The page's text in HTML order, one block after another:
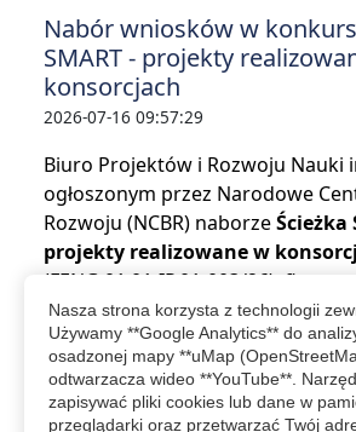
Nabór wniosków w
SMART - projekty
konsorcjach
2026-07-16 09:57:29
Biuro Projektów i Rozwoju Nauki
ogłoszonym przez Narodowe
Rozwoju (NCBR) naborzeŚcieżka
projekty realizowane w
(FENG.01.01-IP.01-003/26),
programu Fundusze Europejskie
Nowoczesnej Gospodarki.
Nasza strona korzysta z technologii
Używamy **Google Analytics** do
osadzonej mapy **uMap
odtwarzacza wideo **YouTube**.
zapisywać pliki cookies lub dane w
przeglądarki oraz przetwarzać Twój